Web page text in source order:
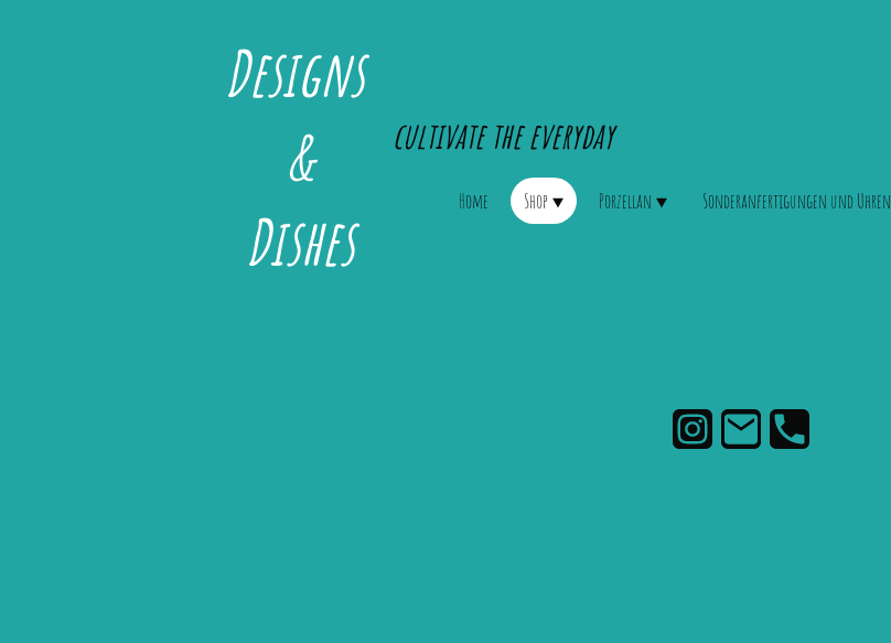
Designs
&
Dishes
cultivate the everyday
Home Shop Porzellan Sonderanfertigungen und Uhren